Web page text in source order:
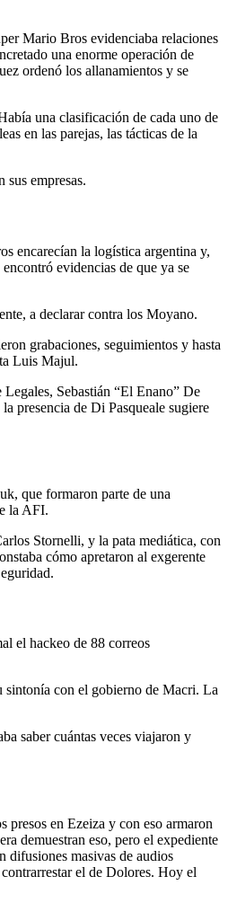
Mario Bros evidenciaba relaciones
una enorme operación de
ordenó los allanamientos y se
una clasificación de cada uno de
en las parejas, las tácticas de la
empresas.
encarecían la logística argentina y,
evidencias de que ya se
a declarar contra los Moyano.
grabaciones, seguimientos y hasta
Luis Majul.
Sebastián “El Enano” De
presencia de Di Pasqueale sugiere
que formaron parte de una
la AFI.
Stornelli, y la pata mediática, con
cómo apretaron al exgerente
el hackeo de 88 correos
sintonía con el gobierno de Macri. La
saber cuántas veces viajaron y
presos en Ezeiza y con eso armaron
demuestran eso, pero el expediente
difusiones masivas de audios
el de Dolores. Hoy el